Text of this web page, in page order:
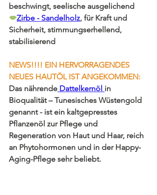
beschwingt, seelische ausgelichend
💋Zirbe - Sandelholz, für Kraft und
Sicherheit, stimmungserhellend,
stabilisierend
NEWS!!!! EIN HERVORRAGENDES
NEUES HAUTÖL IST ANGEKOMMEN:
Das nährende Dattelkernöl in
Bioqualität – Tunesisches Wüstengold
genannt - ist ein kaltgepresstes
Pflanzenöl zur Pflege und
Regeneration von Haut und Haar, reich
an Phytohormonen und in der Happy-
Aging-Pflege sehr beliebt.